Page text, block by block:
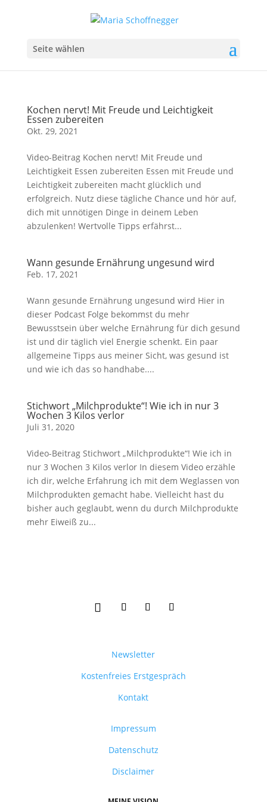
Seite wählen
Kochen nervt! Mit Freude und Leichtigkeit
Essen zubereiten
Okt. 29, 2021
Video-Beitrag Kochen nervt! Mit Freude und
Leichtigkeit Essen zubereiten Essen mit Freude und
Leichtigkeit zubereiten macht glücklich und
erfolgreich. Nutz diese tägliche Chance und hör auf,
dich mit unnötigen Dinge in deinem Leben
abzulenken! Wertvolle Tipps erfährst...
Wann gesunde Ernährung ungesund wird
Feb. 17, 2021
Wann gesunde Ernährung ungesund wird Hier in
dieser Podcast Folge bekommst du mehr
Bewusstsein über welche Ernährung für dich gesund
ist und dir täglich viel Energie schenkt. Ein paar
allgemeine Tipps aus meiner Sicht, was gesund ist
und wie ich das so handhabe....
Stichwort „Milchprodukte“! Wie ich in nur 3
Wochen 3 Kilos verlor
Juli 31, 2020
Video-Beitrag Stichwort „Milchprodukte“! Wie ich in
nur 3 Wochen 3 Kilos verlor In diesem Video erzähle
ich dir, welche Erfahrung ich mit dem Weglassen von
Milchprodukten gemacht habe. Vielleicht hast du
bisher auch geglaubt, wenn du durch Milchprodukte
mehr Eiweiß zu...
Newsletter
Kostenfreies Erstgespräch
Kontakt
Impressum
Datenschutz
Disclaimer